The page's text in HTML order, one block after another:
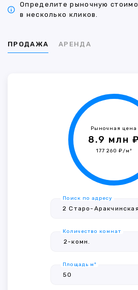
Определите рыночную
в несколько кликов.
ПРОДАЖА АРЕНДА
Рыночная цена
8.9 млн ₽
177 260 ₽/м²
Поиск по адресу
Количество комнат
Площадь м²